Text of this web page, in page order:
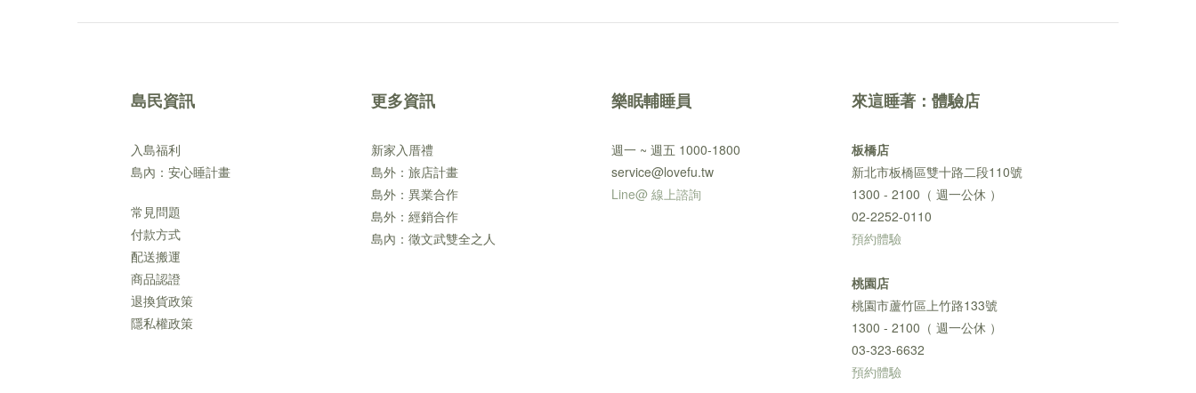
島民資訊
入島福利
島內：安心睡計畫
常見問題
付款方式
配送搬運
商品認證
退換貨政策
隱私權政策
更多資訊
新家入厝禮
島外：旅店計畫
島外：異業合作
島外：經銷合作
島內：徵文武雙全之人
樂眠輔睡員
週一 ~ 週五 1000-1800
service@lovefu.tw
Line@ 線上諮詢
來這睡著：體驗店
板橋店
新北市板橋區雙十路二段110號
1300 - 2100（ 週一公休 ）
02-2252-0110
預約體驗
桃園店
桃園市蘆竹區上竹路133號
1300 - 2100（ 週一公休 ）
03-323-6632
預約體驗